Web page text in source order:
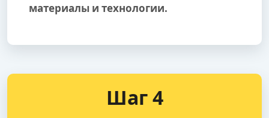
материалы и технологии.
Шаг 4